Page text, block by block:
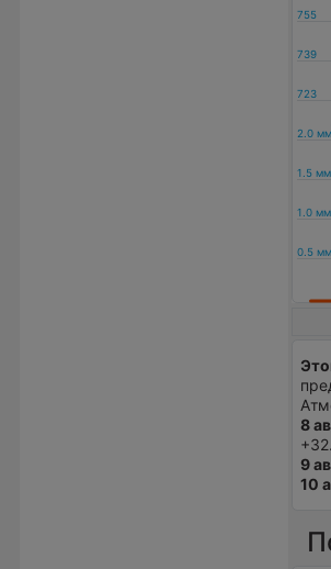
8
9
10